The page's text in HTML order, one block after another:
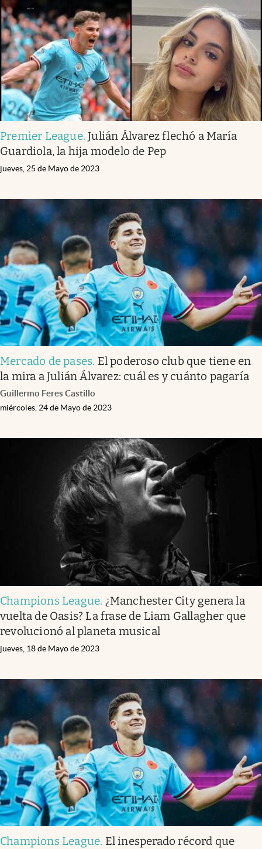
Premier League.Julián Álvarez flechó a María
Guardiola, la hija modelo de Pep
jueves, 25 de Mayo de 2023
Mercado de pases. El poderoso club que tiene en
la mira a Julián Álvarez: cuál es y cuánto pagaría
Guillermo Feres Castillo
miércoles, 24 de Mayo de 2023
Champions League. ¿Manchester City genera la
vuelta de Oasis? La frase de Liam Gallagher que
revolucionó al planeta musical
jueves, 18 de Mayo de 2023
Champions League. El inesperado récord que